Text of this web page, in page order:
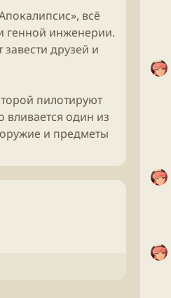
всё
генной инженерии.
друзей и
пилотируют
вливается один из
и предметы